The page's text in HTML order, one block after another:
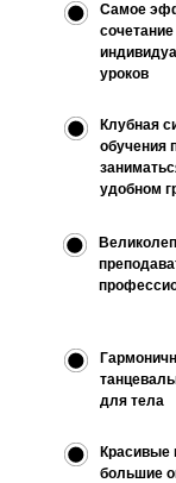
для тела
Клубная
обучения
удобном
Самое
уроков
Красивые
большие